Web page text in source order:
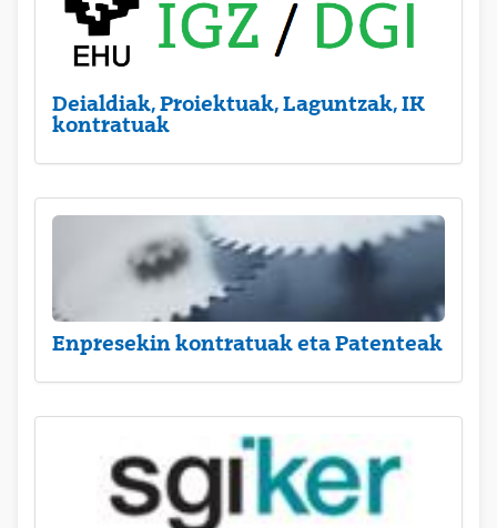
Deialdiak, Proiektuak, Laguntzak, IK
kontratuak
Enpresekin kontratuak eta Patenteak